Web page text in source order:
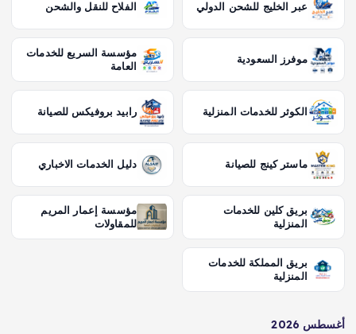
عبر الخليج للشحن الدولي الفلاح للنقل والشحن
موفرز السعودية
مؤسسة السريع للخدمات
العامة
الكوثر للخدمات المنزلية رابيد بروفيكس للصيانة
ماستر كينج للصيانة دليل الخدمات الاخباري
بريق كلين للخدمات
المنزلية
مؤسسة إعمار المريم
للمقاولات
بريق المملكة للخدمات
المنزلية
أغسطس 2026